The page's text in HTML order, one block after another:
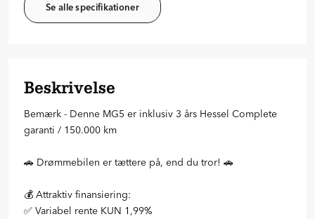
Se alle specifikationer
Beskrivelse
Bemærk - Denne MG5 er inklusiv 3 års Hessel Complete
garanti / 150.000 km
🚗 Drømmebilen er tættere på, end du tror! 🚗
💰 Attraktiv finansiering:
✅ Variabel rente KUN 1,99%